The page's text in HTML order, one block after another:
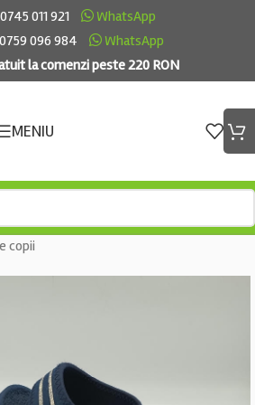
0745 011 921
WhatsApp
096 984
WhatsApp
la comenzi peste 220 RON
MENIU
copii